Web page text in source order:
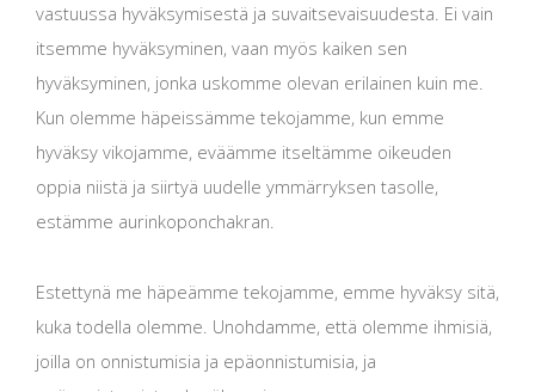
vastuussa hyväksymisestä ja suvaitsevaisuudesta. Ei vain
itsemme hyväksyminen, vaan myös kaiken sen
hyväksyminen, jonka uskomme olevan erilainen kuin me.
Kun olemme häpeissämme tekojamme, kun emme
hyväksy vikojamme, eväämme itseltämme oikeuden
oppia niistä ja siirtyä uudelle ymmärryksen tasolle,
estämme aurinkoponchakran.
Estettynä me häpeämme tekojamme, emme hyväksy sitä,
kuka todella olemme. Unohdamme, että olemme ihmisiä,
joilla on onnistumisia ja epäonnistumisia, ja